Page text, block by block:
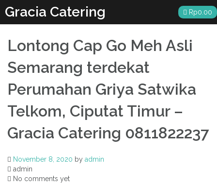
to
content
Gracia Catering Rp0.00
Lontong Cap Go Meh Asli
Semarang terdekat
Perumahan Griya Satwika
Telkom, Ciputat Timur –
Gracia Catering 0811822237
November 8, 2020 by admin
admin
No comments yet